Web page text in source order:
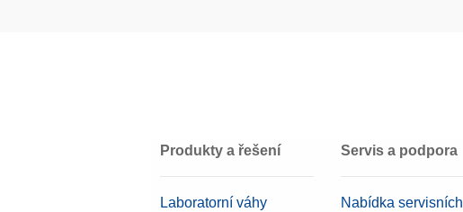
Produkty a řešení
Laboratorní váhy
Servis a podpora
Nabídka servisních